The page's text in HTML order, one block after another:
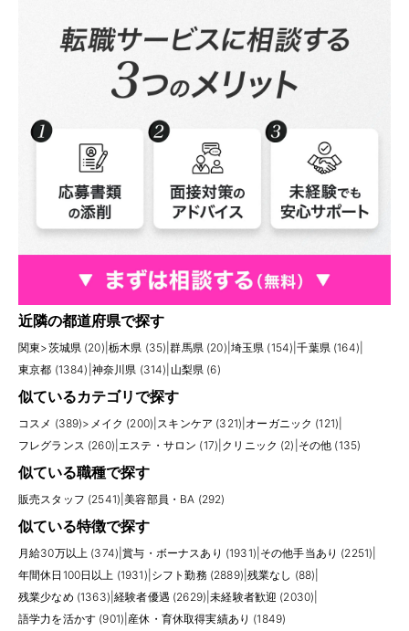
近隣の都道府県で探す
関東>茨城県 (20) 栃木県 (35) |群馬県 (20) 埼玉県 (154) |千葉県 (164)
東京都 (1384) 神奈川県 (314) 山梨県 (6)
似ているカテゴリで探す
コスメ (389)> メイク (200) スキンケア (321) オーガニック (121)
フレグランス (260) |エステ・サロン (17) クリニック (2) その他 (135)
似ている職種で探す
販売スタッフ (2541) |美容部員・BA (292)
似ている特徴で探す
月給30万以上 (374) |賞与・ボーナスあり (1931) その他手当あり (2251)
年間休日100日以上 (1931) シフト勤務 (2889) 残業なし (88)
残業少なめ (1363) |経験者優遇 (2629) |未経験者歓迎 (2030)
語学力を活かす (901) 産休・育休取得実績あり (1849)